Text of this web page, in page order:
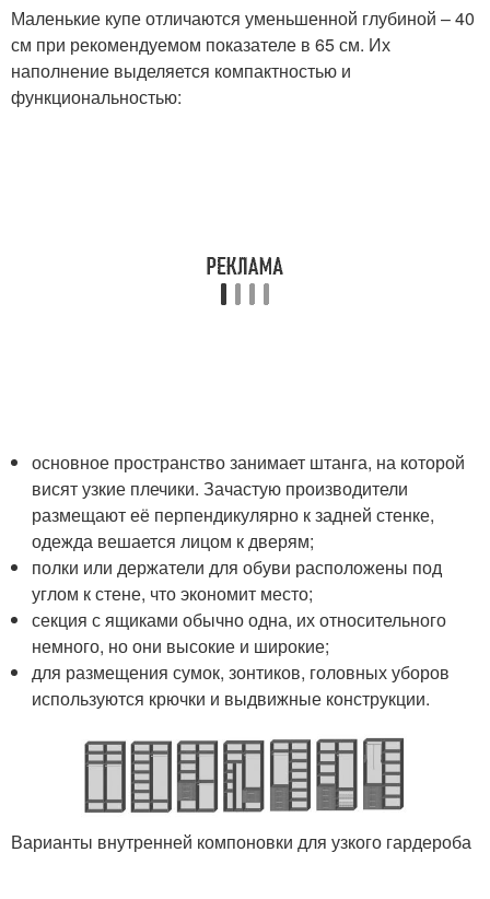
Маленькие купе отличаются уменьшенной глубиной – 40
см при рекомендуемом показателе в 65 см. Их
наполнение выделяется компактностью и
функциональностью:
основное пространство занимает штанга, на которой
висят узкие плечики. Зачастую производители
размещают её перпендикулярно к задней стенке,
одежда вешается лицом к дверям;
полки или держатели для обуви расположены под
углом к стене, что экономит место;
секция с ящиками обычно одна, их относительного
немного, но они высокие и широкие;
для размещения сумок, зонтиков, головных уборов
используются крючки и выдвижные конструкции.
Варианты внутренней компоновки для узкого гардероба